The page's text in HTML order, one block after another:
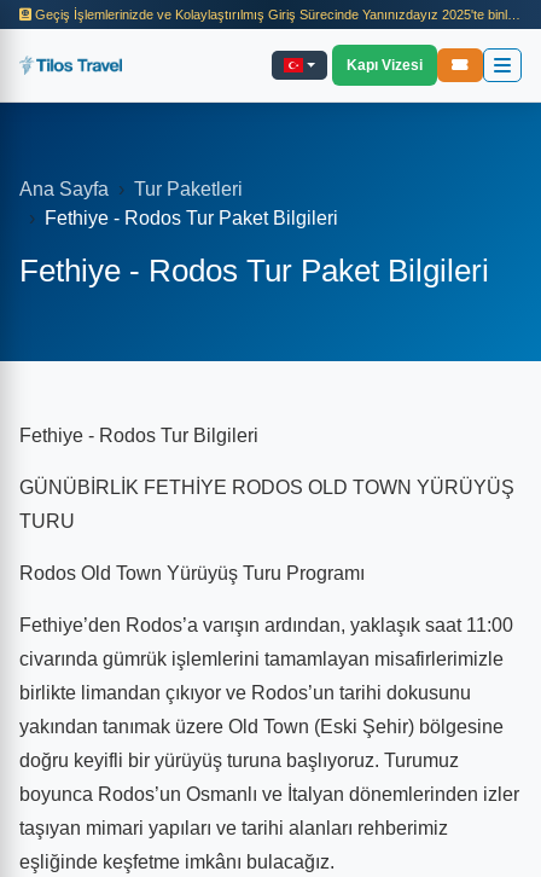
Geçiş İşlemlerinizde ve Kolaylaştırılmış Giriş Sürecinde Yanınızdayız 2025'te binlerce yolcumuzun adaya geçiş süreçlerine ve feribot seyahatlerine aracılık ettik. Giriş kolaylığı, seyahat adımları ve tur detayları hakkında bilgi almak için sayfamızı inceleyin
Kapı Vizesi
Ana Sayfa
Tur Paketleri
Fethiye - Rodos Tur Paket Bilgileri
Fethiye - Rodos Tur Paket Bilgileri
Fethiye - Rodos Tur Bilgileri
GÜNÜBİRLİK FETHİYE RODOS OLD TOWN YÜRÜYÜŞ
TURU
Rodos Old Town Yürüyüş Turu Programı
Fethiye’den Rodos’a varışın ardından, yaklaşık saat 11:00
civarında gümrük işlemlerini tamamlayan misafirlerimizle
birlikte limandan çıkıyor ve Rodos’un tarihi dokusunu
yakından tanımak üzere Old Town (Eski Şehir) bölgesine
doğru keyifli bir yürüyüş turuna başlıyoruz. Turumuz
boyunca Rodos’un Osmanlı ve İtalyan dönemlerinden izler
taşıyan mimari yapıları ve tarihi alanları rehberimiz
eşliğinde keşfetme imkânı bulacağız.